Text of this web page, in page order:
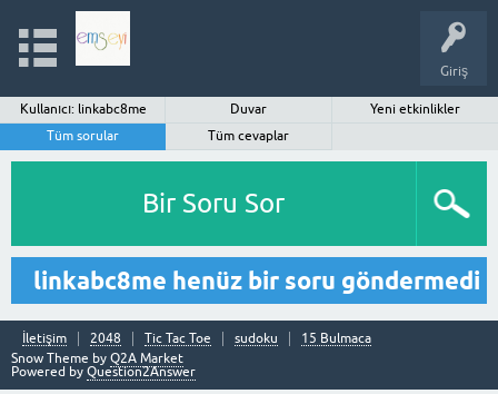
Giriş
Kullanıcı: linkabc8me Duvar
Yeni etkinlikler
Tüm sorular
Tüm cevaplar
Bir Soru Sor
linkabc8me henüz bir soru göndermedi
İletişim 2048 Tic Tac Toe sudoku
15 Bulmaca
Snow Theme by Q2A Market
Powered by Question2Answer